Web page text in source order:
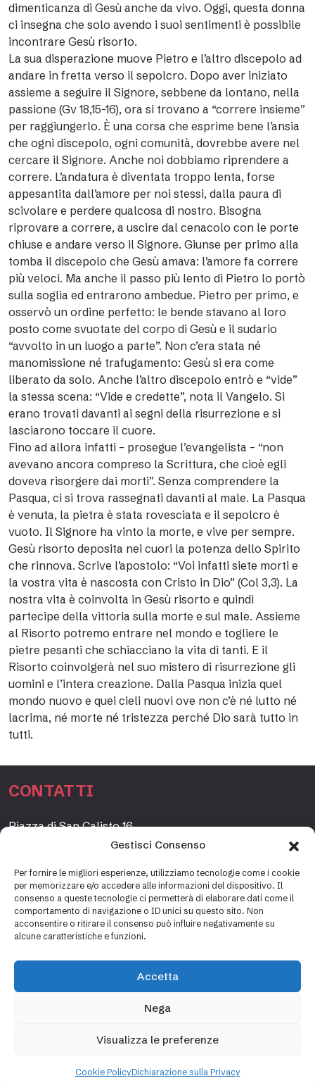
Gestisci Consenso
Per fornire le migliori esperienze, utilizziamo tecnologie come i cookie
per memorizzare e/o accedere alle informazioni del dispositivo. Il
consenso a queste tecnologie ci permetterà di elaborare dati come il
comportamento di navigazione o ID unici su questo sito. Non
acconsentire o ritirare il consenso può influire negativamente su
alcune caratteristiche e funzioni.
Accetta
Nega
Visualizza le preferenze
Cookie PolicyDichiarazione sulla Privacy
dimenticanza di Gesù anche da vivo. Oggi, questa donna
ci insegna che solo avendo i suoi sentimenti è possibile
incontrare Gesù risorto.
La sua disperazione muove Pietro e l’altro discepolo ad
andare in fretta verso il sepolcro. Dopo aver iniziato
assieme a seguire il Signore, sebbene da lontano, nella
passione (Gv 18,15-16), ora si trovano a “correre insieme”
per raggiungerlo. È una corsa che esprime bene l’ansia
che ogni discepolo, ogni comunità, dovrebbe avere nel
cercare il Signore. Anche noi dobbiamo riprendere a
correre. L’andatura è diventata troppo lenta, forse
appesantita dall’amore per noi stessi, dalla paura di
scivolare e perdere qualcosa di nostro. Bisogna
riprovare a correre, a uscire dal cenacolo con le porte
chiuse e andare verso il Signore. Giunse per primo alla
tomba il discepolo che Gesù amava: l’amore fa correre
più veloci. Ma anche il passo più lento di Pietro lo portò
sulla soglia ed entrarono ambedue. Pietro per primo, e
osservò un ordine perfetto: le bende stavano al loro
posto come svuotate del corpo di Gesù e il sudario
“avvolto in un luogo a parte”. Non c’era stata né
manomissione né trafugamento: Gesù si era come
liberato da solo. Anche l’altro discepolo entrò e “vide”
la stessa scena: “Vide e credette”, nota il Vangelo. Si
erano trovati davanti ai segni della risurrezione e si
lasciarono toccare il cuore.
Fino ad allora infatti – prosegue l’evangelista – “non
avevano ancora compreso la Scrittura, che cioè egli
doveva risorgere dai morti”. Senza comprendere la
Pasqua, ci si trova rassegnati davanti al male. La Pasqua
è venuta, la pietra è stata rovesciata e il sepolcro è
vuoto. Il Signore ha vinto la morte, e vive per sempre.
Gesù risorto deposita nei cuori la potenza dello Spirito
che rinnova. Scrive l’apostolo: “Voi infatti siete morti e
la vostra vita è nascosta con Cristo in Dio” (Col 3,3). La
nostra vita è coinvolta in Gesù risorto e quindi
partecipe della vittoria sulla morte e sul male. Assieme
al Risorto potremo entrare nel mondo e togliere le
pietre pesanti che schiacciano la vita di tanti. E il
Risorto coinvolgerà nel suo mistero di risurrezione gli
uomini e l’intera creazione. Dalla Pasqua inizia quel
mondo nuovo e quei cieli nuovi ove non c’è né lutto né
lacrima, né morte né tristezza perché Dio sarà tutto in
tutti.
CONTATTI
Piazza di San Calisto 16,
www.fondazioneetagrande.org
SEGRETERIA
info@fondazioneetagrande.it